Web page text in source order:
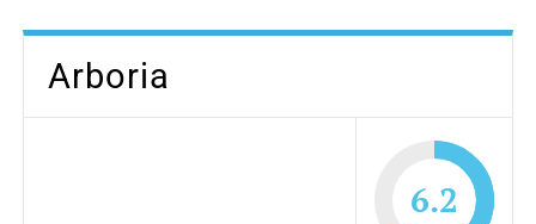
Arboria
6.2